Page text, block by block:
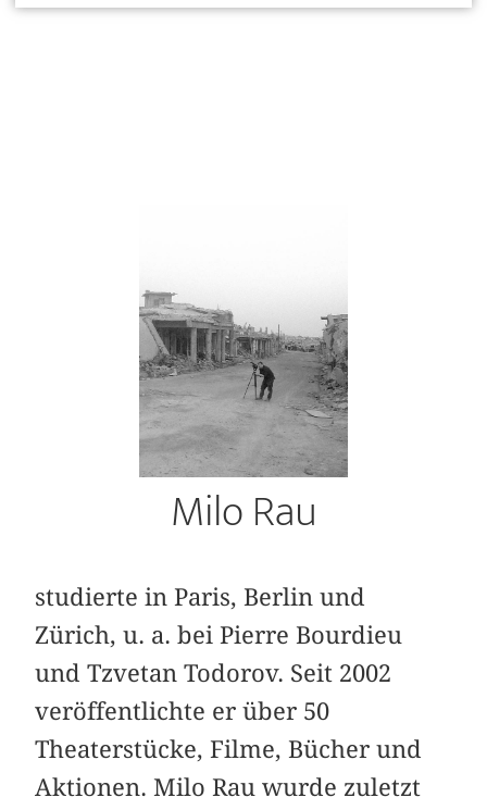
Milo Rau
studierte in Paris, Berlin und
Zürich, u. a. bei Pierre Bourdieu
und Tzvetan Todorov. Seit 2002
veröffentlichte er über 50
Theaterstücke, Filme, Bücher und
Aktionen. Milo Rau wurde zuletzt